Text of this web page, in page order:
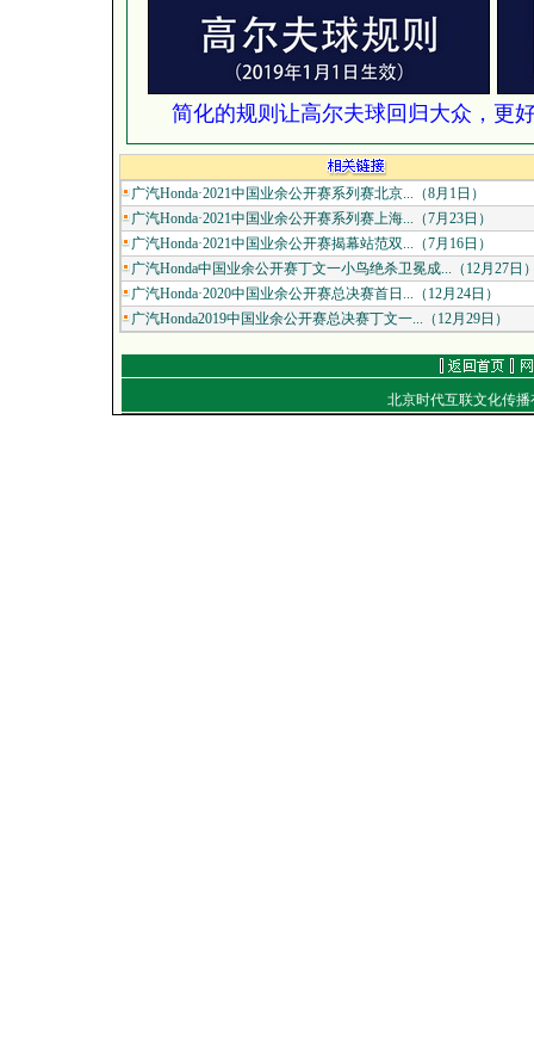
简化的规则让高尔夫球回归大众，更
广汽Honda·2021中国业余公开赛系列赛北京...（8月1日）
广汽Honda·2021中国业余公开赛系列赛上海...（7月23日）
广汽Honda·2021中国业余公开赛揭幕站范双...（7月16日）
广汽Honda中国业余公开赛丁文一小鸟绝杀卫冕成...（12月27日
广汽Honda·2020中国业余公开赛总决赛首日...（12月24日）
广汽Honda2019中国业余公开赛总决赛丁文一...（12月29日）
北京时代互联文化传